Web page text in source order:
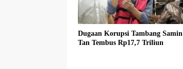
Dugaan Korupsi Tambang Samin
Tan Tembus Rp17,7 Triliun